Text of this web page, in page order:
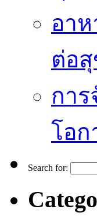
อา
ต่อ
กา
โอก
Search for: